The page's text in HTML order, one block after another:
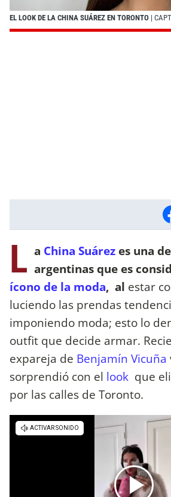
EL LOOK DE LA CHINA SUÁREZ EN TORONTO |
L a China Suárez es una
argentinas que es
ícono de la moda, al estar
luciendo las prendas
imponiendo moda; esto lo
outfit que decide armar.
expareja de Benjamín Vicuña
sorprendió con el look que
por las calles de Toronto.